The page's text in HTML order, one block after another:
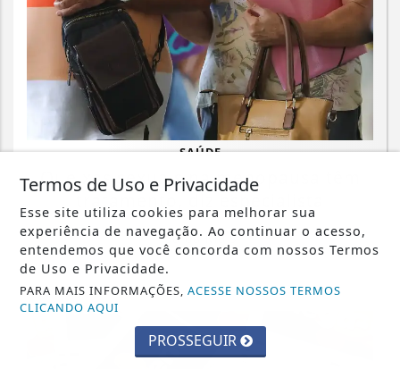
SAÚDE
Queixas sexuais na menopausa têm
Saiba Mais
Termos de Uso e Privacidade
Esse site utiliza cookies para melhorar sua
experiência de navegação. Ao continuar o acesso,
entendemos que você concorda com nossos Termos
de Uso e Privacidade.
PARA MAIS INFORMAÇÕES,ACESSE NOSSOS TERMOS
CLICANDO AQUI
PROSSEGUIR